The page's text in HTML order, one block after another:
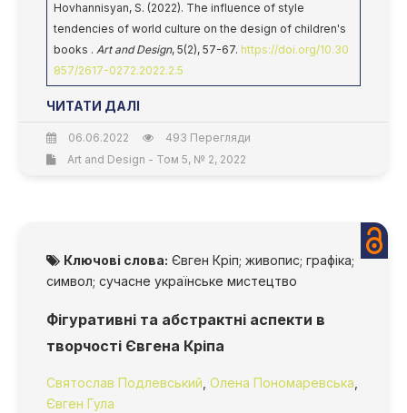
Hovhannisyan, S. (2022). The influence of style
tendencies of world culture on the design of children's
books . Art and Design, 5(2), 57-67. https://doi.org/10.30
857/2617-0272.2022.2.5
ЧИТАТИ ДАЛІ
06.06.2022
493 Перегляди
Art and Design - Том 5, № 2, 2022
Ключові слова: Євген Кріп; живопис; графіка;
символ; сучасне українське мистецтво
Фігуративні та абстрактні аспекти в
творчості Євгена Кріпа
Святослав Подлевський Олена Пономаревська
Євген Гула